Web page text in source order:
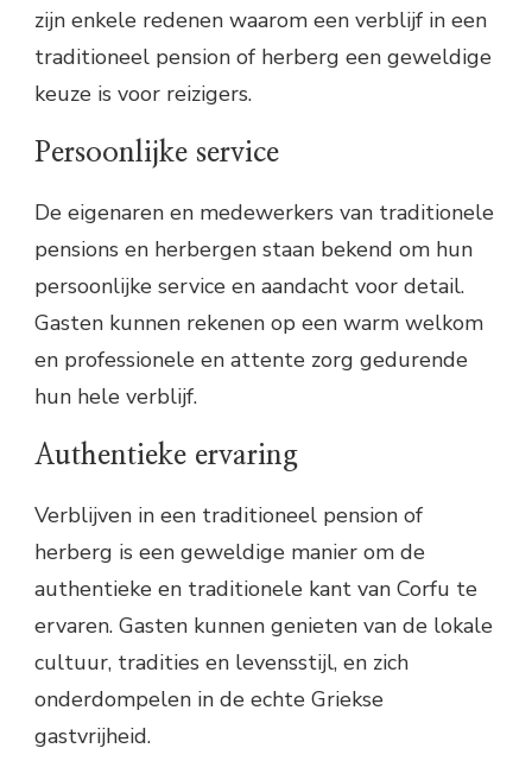
zijn enkele redenen waarom een verblijf in een
traditioneel pension of herberg een geweldige
keuze is voor reizigers.
Persoonlijke service
De eigenaren en medewerkers van traditionele
pensions en herbergen staan bekend om hun
persoonlijke service en aandacht voor detail.
Gasten kunnen rekenen op een warm welkom
en professionele en attente zorg gedurende
hun hele verblijf.
Authentieke ervaring
Verblijven in een traditioneel pension of
herberg is een geweldige manier om de
authentieke en traditionele kant van Corfu te
ervaren. Gasten kunnen genieten van de lokale
cultuur, tradities en levensstijl, en zich
onderdompelen in de echte Griekse
gastvrijheid.